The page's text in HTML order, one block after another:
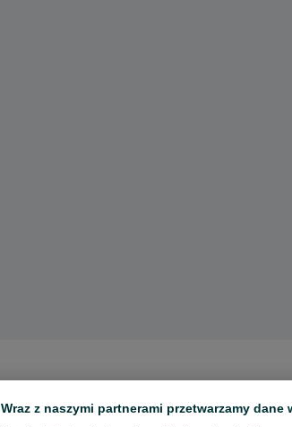
Wraz z naszymi partnerami przetwarzamy dane